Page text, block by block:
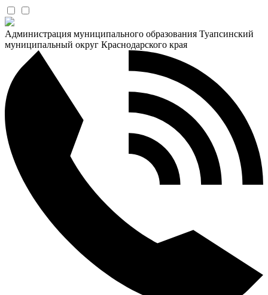
Администрация муниципального образования Туапсинский
муниципальный округ Краснодарского края